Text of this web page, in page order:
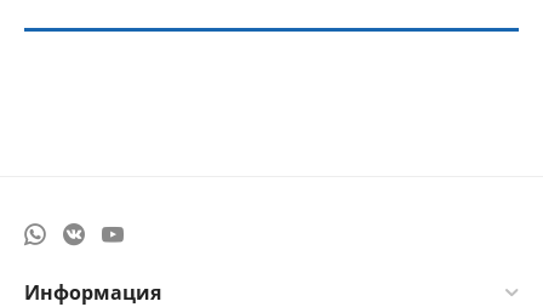
Информация